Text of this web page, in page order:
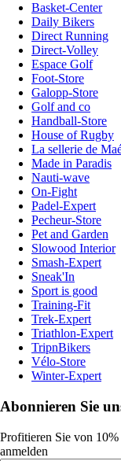
Basket-Center
Daily Bikers
Direct Running
Direct-Volley
Espace Golf
Foot-Store
Galopp-Store
Golf and co
Handball-Store
House of Rugby
La sellerie de
Made in Paradis
Nauti-wave
On-Fight
Padel-Expert
Pecheur-Store
Pet and Garden
Slowood Interior
Smash-Expert
Sneak'In
Sport is good
Training-Fit
Trek-Expert
Triathlon-Expert
TripnBikers
Vélo-Store
Winter-Expert
Abonnieren Sie
Profitieren Sie von
anmelden